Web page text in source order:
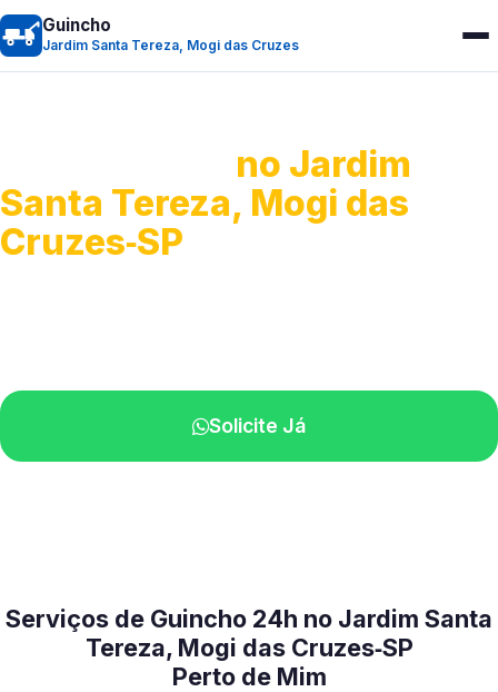
Guincho
Jardim Santa Tereza, Mogi das Cruzes
no Jardim
Santa Tereza, Mogi das
Cruzes‑SP
Solicite Já
Serviços de Guincho 24h no Jardim Santa
Tereza, Mogi das Cruzes‑SP
Perto de Mim